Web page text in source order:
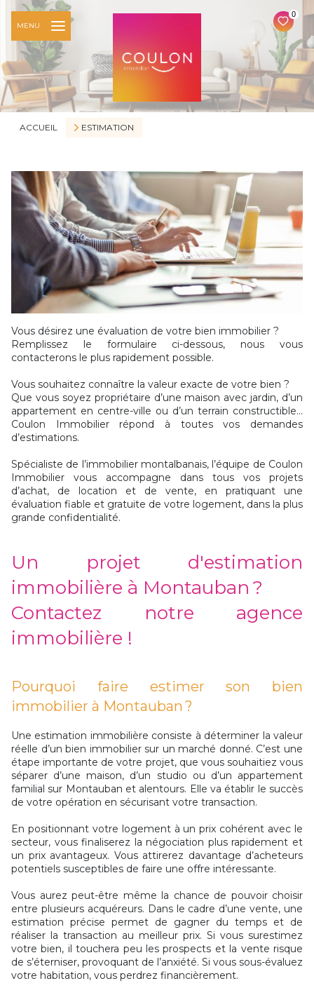
0
MENU
ACCUEIL ESTIMATION
Vous désirez une évaluation de votre bien immobilier ?
Remplissez le formulaire ci-dessous, nous vous
contacterons le plus rapidement possible.
Vous souhaitez connaître la valeur exacte de votre bien ?
Que vous soyez propriétaire d’une maison avec jardin, d’un
appartement en centre-ville ou d’un terrain constructible...
Coulon Immobilier répond à toutes vos demandes
d’estimations.
Spécialiste de l’immobilier montalbanais, l’équipe de Coulon
Immobilier vous accompagne dans tous vos projets
d’achat, de location et de vente, en pratiquant une
évaluation fiable et gratuite de votre logement, dans la plus
grande confidentialité.
Un projet d'estimation
immobilière à Montauban ?
Contactez notre agence
immobilière !
Pourquoi faire estimer son bien
immobilier à Montauban ?
Une estimation immobilière consiste à déterminer la valeur
réelle d’un bien immobilier sur un marché donné. C’est une
étape importante de votre projet, que vous souhaitiez vous
séparer d’une maison, d’un studio ou d’un appartement
familial sur Montauban et alentours. Elle va établir le succès
de votre opération en sécurisant votre transaction.
En positionnant votre logement à un prix cohérent avec le
secteur, vous finaliserez la négociation plus rapidement et
un prix avantageux. Vous attirerez davantage d’acheteurs
potentiels susceptibles de faire une offre intéressante.
Vous aurez peut-être même la chance de pouvoir choisir
entre plusieurs acquéreurs. Dans le cadre d’une vente, une
estimation précise permet de gagner du temps et de
réaliser la transaction au meilleur prix. Si vous surestimez
votre bien, il touchera peu les prospects et la vente risque
de s’éterniser, provoquant de l’anxiété. Si vous sous-évaluez
votre habitation, vous perdrez financièrement.